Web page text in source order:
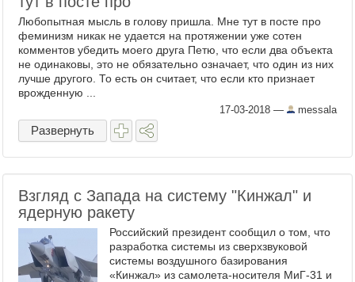
Любопытная мысль в голову пришла. Мне тут в посте про
феминизм никак не удается на протяжении уже сотен
комментов убедить моего друга Петю, что если два объекта
не одинаковы, это не обязательно означает, что один из них
лучше другого. То есть он считает, что если кто признает
врожденную ...
17-03-2018 — messala
Развернуть
Взгляд с Запада на систему "Кинжал" и
ядерную ракету
Российский президент сообщил о том, что
разработка системы из сверхзвуковой
системы воздушного базирования
«Кинжал» из самолета-носителя МиГ-31 и